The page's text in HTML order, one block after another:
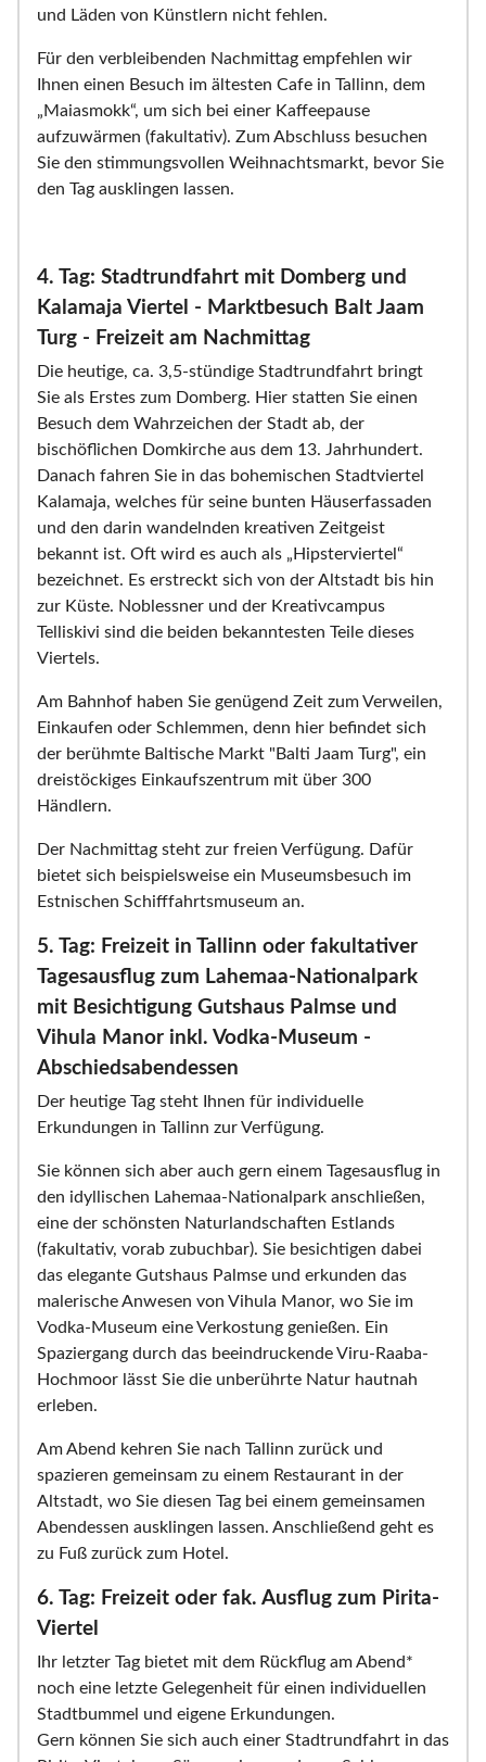
und Läden von Künstlern nicht fehlen.
Für den verbleibenden Nachmittag empfehlen wir
Ihnen einen Besuch im ältesten Cafe in Tallinn, dem
„Maiasmokk“, um sich bei einer Kaffeepause
aufzuwärmen (fakultativ). Zum Abschluss besuchen
Sie den stimmungsvollen Weihnachtsmarkt, bevor Sie
den Tag ausklingen lassen.
4. Tag: Stadtrundfahrt mit Domberg und
Kalamaja Viertel - Marktbesuch Balt Jaam
Turg - Freizeit am Nachmittag
Die heutige, ca. 3,5-stündige Stadtrundfahrt bringt
Sie als Erstes zum Domberg. Hier statten Sie einen
Besuch dem Wahrzeichen der Stadt ab, der
bischöflichen Domkirche aus dem 13. Jahrhundert.
Danach fahren Sie in das bohemischen Stadtviertel
Kalamaja, welches für seine bunten Häuserfassaden
und den darin wandelnden kreativen Zeitgeist
bekannt ist. Oft wird es auch als „Hipsterviertel“
bezeichnet. Es erstreckt sich von der Altstadt bis hin
zur Küste. Noblessner und der Kreativcampus
Telliskivi sind die beiden bekanntesten Teile dieses
Viertels.
Am Bahnhof haben Sie genügend Zeit zum Verweilen,
Einkaufen oder Schlemmen, denn hier befindet sich
der berühmte Baltische Markt "Balti Jaam Turg", ein
dreistöckiges Einkaufszentrum mit über 300
Händlern.
Der Nachmittag steht zur freien Verfügung. Dafür
bietet sich beispielsweise ein Museumsbesuch im
Estnischen Schifffahrtsmuseum an.
5. Tag: Freizeit in Tallinn oder fakultativer
Tagesausflug zum Lahemaa-Nationalpark
mit Besichtigung Gutshaus Palmse und
Vihula Manor inkl. Vodka-Museum -
Abschiedsabendessen
Der heutige Tag steht Ihnen für individuelle
Erkundungen in Tallinn zur Verfügung.
Sie können sich aber auch gern einem Tagesausflug in
den idyllischen Lahemaa-Nationalpark anschließen,
eine der schönsten Naturlandschaften Estlands
(fakultativ, vorab zubuchbar). Sie besichtigen dabei
das elegante Gutshaus Palmse und erkunden das
malerische Anwesen von Vihula Manor, wo Sie im
Vodka-Museum eine Verkostung genießen. Ein
Spaziergang durch das beeindruckende Viru-Raaba-
Hochmoor lässt Sie die unberührte Natur hautnah
erleben.
Am Abend kehren Sie nach Tallinn zurück und
spazieren gemeinsam zu einem Restaurant in der
Altstadt, wo Sie diesen Tag bei einem gemeinsamen
Abendessen ausklingen lassen. Anschließend geht es
zu Fuß zurück zum Hotel.
6. Tag: Freizeit oder fak. Ausflug zum Pirita-
Viertel
Ihr letzter Tag bietet mit dem Rückflug am Abend*
noch eine letzte Gelegenheit für einen individuellen
Stadtbummel und eigene Erkundungen.
Gern können Sie sich auch einer Stadtrundfahrt in das